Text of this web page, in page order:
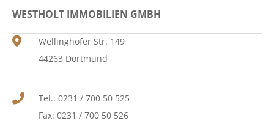
WESTHOLT IMMOBILIEN GMBH
Wellinghofer Str. 149
44263 Dortmund
Tel.: 0231 / 700 50 525
Fax: 0231 / 700 50 526